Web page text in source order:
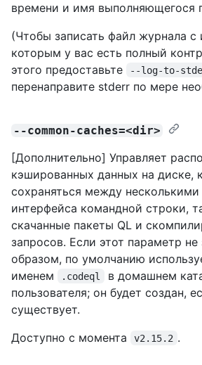
времени и имя выполняющегося
(Чтобы записать файл журнала с
которым у вас есть полный
этого предоставьте
--log-to-
перенаправите stderr по мере
--common-caches=<dir>
[Дополнительно] Управляет
кэшированных данных на диске,
сохраняться между несколькими
интерфейса командной строки,
скачанные пакеты QL и
запросов. Если этот параметр
образом, по умолчанию
именем
.codeql
в домашнем
пользователя; он будет создан,
существует.
Доступно с момента
v2.15.2 .